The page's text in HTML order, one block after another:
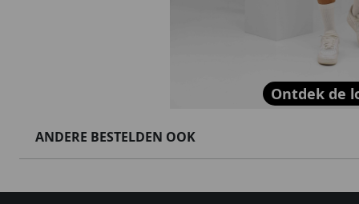
Ontdek de
ANDERE BESTELDEN OOK